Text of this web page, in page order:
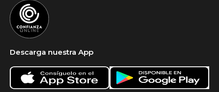
Descarga nuestra App